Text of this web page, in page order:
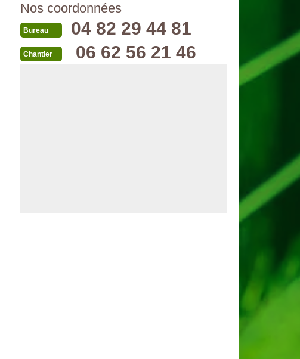
Nos coordonnées
Bureau 04 82 29 44 81
Chantier 06 62 56 21 46